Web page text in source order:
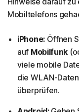
Mobiltelefons
iPhone:Öffnen
auf Mobilfunk
viele mobile
die WLAN-
überprüfen.